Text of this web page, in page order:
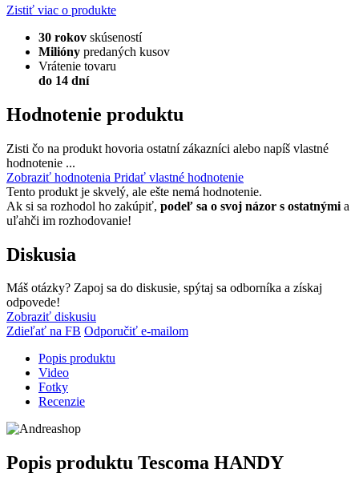
Zistiť viac o produkte
30 rokov skúseností
Milióny predaných kusov
Vrátenie tovaru
do 14 dní
Hodnotenie produktu
Zisti čo na produkt hovoria ostatní zákazníci alebo napíš vlastné
hodnotenie ...
Zobraziť hodnotenia Pridať vlastné hodnotenie
Tento produkt je skvelý, ale ešte nemá hodnotenie.
Ak si sa rozhodol ho zakúpiť, podeľ sa o svoj názor s ostatnými a
uľahči im rozhodovanie!
Diskusia
Máš otázky? Zapoj sa do diskusie, spýtaj sa odborníka a získaj
odpovede!
Zobraziť diskusiu
Zdieľať na FB Odporučiť e-mailom
Popis produktu
Video
Fotky
Recenzie
Popis produktu Tescoma HANDY